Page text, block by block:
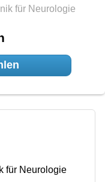
für Neurologie
für Neurologie